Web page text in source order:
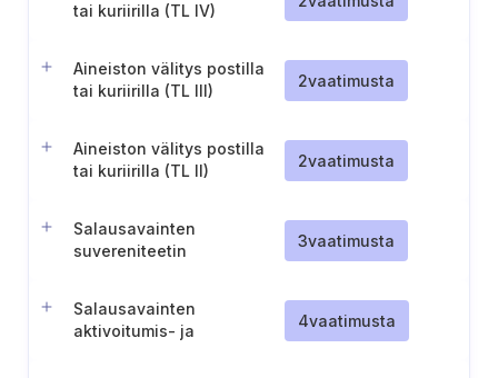
tai kuriirilla (TL IV)
Aineiston välitys postilla
tai kuriirilla (TL III)
2vaatimusta
Aineiston välitys postilla
tai kuriirilla (TL II)
2vaatimusta
Salausavainten
suvereniteetin
3vaatimusta
Salausavainten
aktivoitumis- ja
4vaatimusta